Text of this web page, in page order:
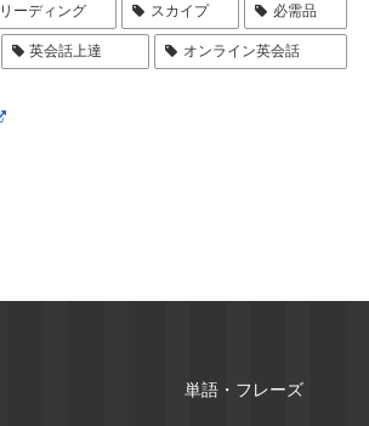
リーディング スカイプ 必需品
英会話上達 オンライン英会話
単語・フレーズ